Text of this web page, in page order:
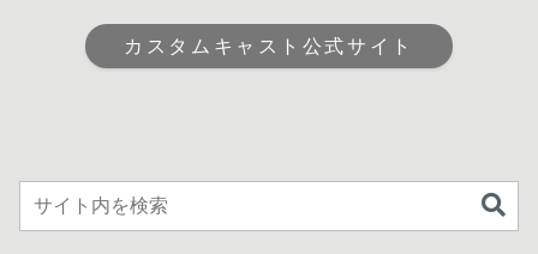
カスタムキャスト公式サイト